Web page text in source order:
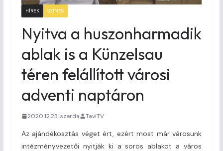
HÍREK SZINES
Nyitva a huszonharmadik
ablak is a Künzelsau
téren felállított városi
adventi naptáron
2020.12.23. szerda TaviTV
Az ajándékosztás véget ért, ezért most már városunk
intézményvezetői nyitják ki a soros ablakot a város